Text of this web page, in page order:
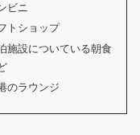
ビニ
トショップ
施設についている朝食
のラウンジ